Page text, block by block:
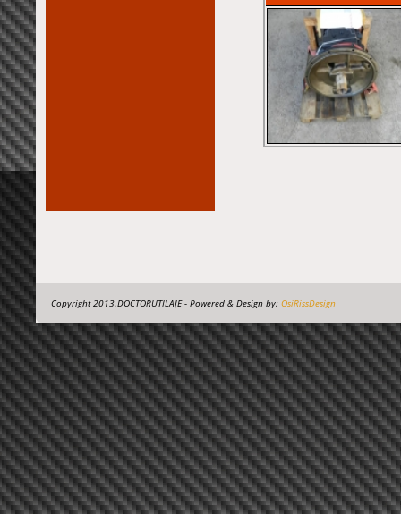
Copyright 2013.DOCTORUTILAJE - Powered & Design by: OsiRissDesign